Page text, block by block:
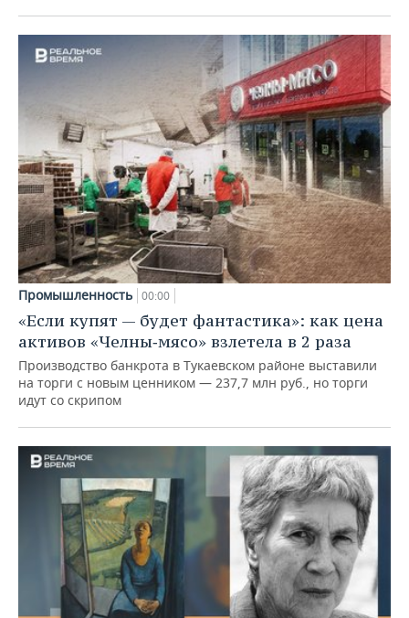
Промышленность 00:00
«Если купят — будет фантастика»: как цена
активов «Челны‑мясо» взлетела в 2 раза
Производство банкрота в Тукаевском районе выставили
на торги с новым ценником — 237,7 млн руб., но торги
идут со скрипом